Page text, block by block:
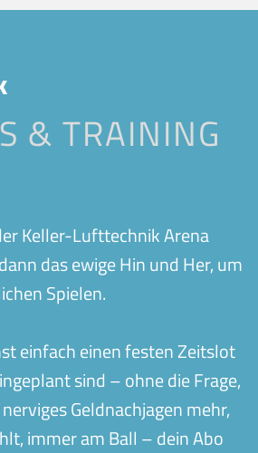
Eislingen
Bubble Soccer
Events
Gutscheine
Abos
TRAINING
Keller-Lufttechnik Arena
das ewige Hin und Her, um
Spielen.
einfach einen festen Zeitslot
sind – ohne die Frage,
Geldnachjagen mehr,
immer am Ball – dein Abo